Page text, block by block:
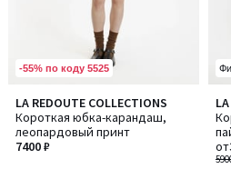
-55% по коду 5525
LA REDOUTE COLLECTIONS
Короткая юбка-карандаш,
леопардовый принт
7400 ₽
5
/
5
от
5
/
5